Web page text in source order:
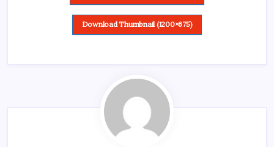
Download Thumbnail (1200×675)